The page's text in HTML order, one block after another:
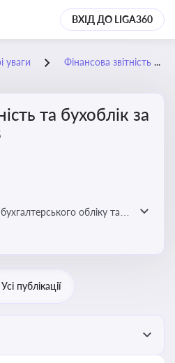
ВХІД ДО LIGA360
уваги Фінансова звітність та бухоблік за П(С)БО і МСФЗ
та бухоблік за
обліку та
відповідно до
стандартів
Усі публікації